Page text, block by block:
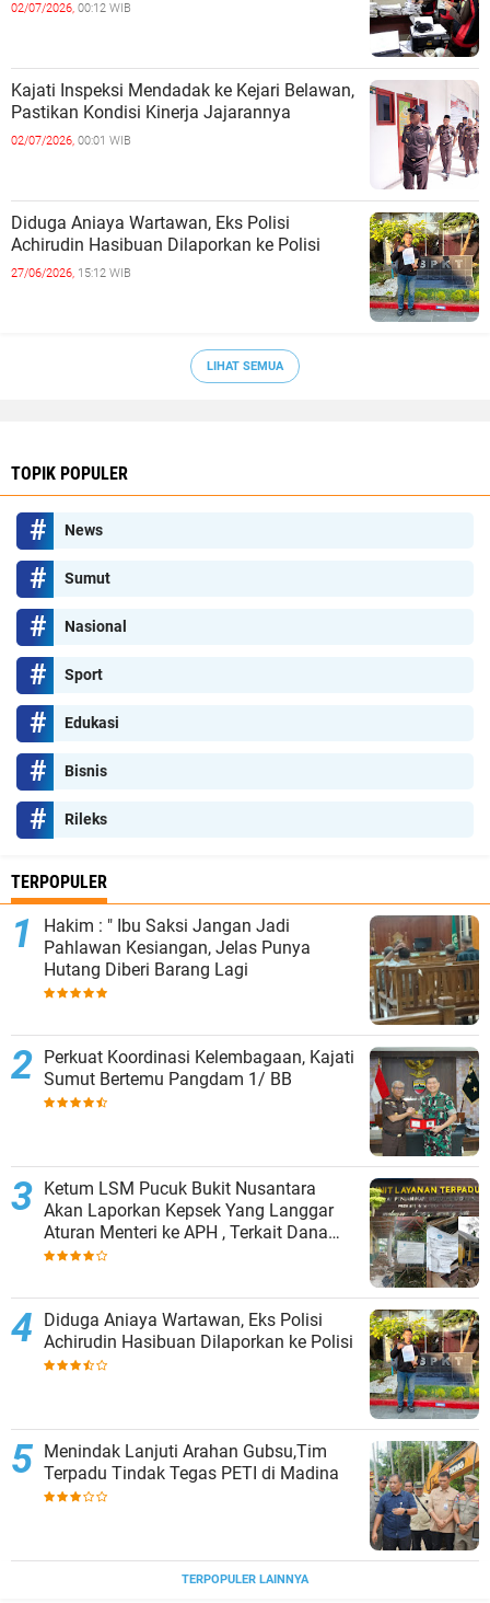
02/07/2026, 00:12 WIB
Kajati Inspeksi Mendadak ke Kejari Belawan,
Pastikan Kondisi Kinerja Jajarannya
02/07/2026, 00:01 WIB
Diduga Aniaya Wartawan, Eks Polisi
Achirudin Hasibuan Dilaporkan ke Polisi
27/06/2026, 15:12 WIB
LIHAT SEMUA
TOPIK POPULER
News
Sumut
Nasional
Sport
Edukasi
Bisnis
Rileks
TERPOPULER
Hakim : " Ibu Saksi Jangan Jadi
Pahlawan Kesiangan, Jelas Punya
Hutang Diberi Barang Lagi
Perkuat Koordinasi Kelembagaan, Kajati
Sumut Bertemu Pangdam 1/ BB
Ketum LSM Pucuk Bukit Nusantara
Akan Laporkan Kepsek Yang Langgar
Aturan Menteri ke APH , Terkait Dana
Revitalisasi Sekolah
Diduga Aniaya Wartawan, Eks Polisi
Achirudin Hasibuan Dilaporkan ke Polisi
Menindak Lanjuti Arahan Gubsu,Tim
Terpadu Tindak Tegas PETI di Madina
TERPOPULER LAINNYA